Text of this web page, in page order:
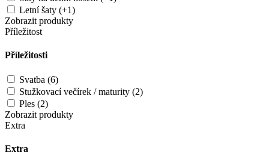
Letní šaty (+1)
Zobrazit produkty
Příležitost
Příležitosti
Svatba (6)
Stužkovací večírek / maturity (2)
Ples (2)
Zobrazit produkty
Extra
Extra